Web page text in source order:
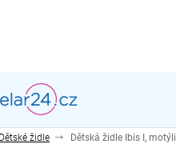
Dětské židle Dětská židle Ibis I, motýli